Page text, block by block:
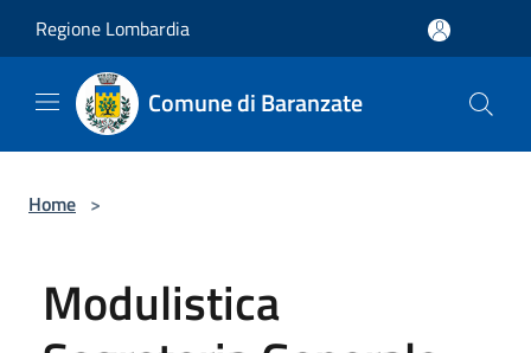
Regione Lombardia
Comune di Baranzate
Home >
Modulistica